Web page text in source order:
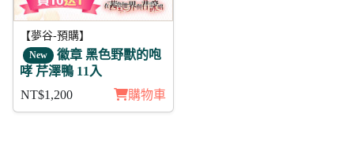
【夢谷-預購】
New 徽章 黑色野獸的咆
哮 芹澤鴨 11入
NT$1,200
購物車